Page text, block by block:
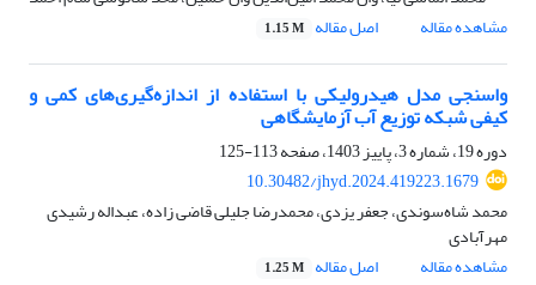
مشاهده مقاله
اصل مقاله 1.15 M
واسنجی مدل هیدرولیکی با استفاده از اندازه‌گیری‌های کمی و
کیفی شبکه توزیع آب آزمایشگاهی
دوره 19، شماره 3، پاییز 1403، صفحه
113-125
10.30482/jhyd.2024.419223.1679
محمد شاه‌سوندی، جعفر یزدی، محمدرضا جلیلی قاضی زاده، عبداله رشیدی
مهرآبادی
مشاهده مقاله
اصل مقاله 1.25 M